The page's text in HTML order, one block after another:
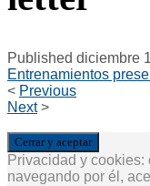
Published diciembre
Entrenamientos
< Previous
Next >
Privacidad y
navegando por él,